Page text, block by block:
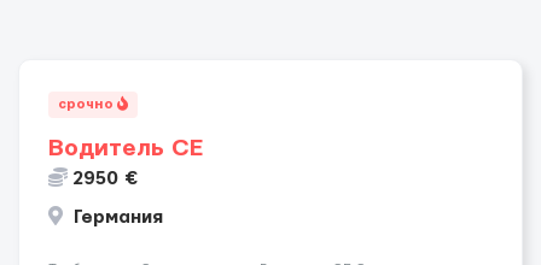
срочно
Водитель СЕ
2950 €
Германия